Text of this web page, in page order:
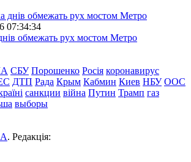
07:34:34
обмежать рух мостом Метро
СБУ Порошенко Росія коронавирус
ДТП Рада Крым Кабмин Киев НБУ ООС
санкции війна Путин Трамп газ
выборы
. Редакція: